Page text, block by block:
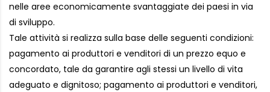
nelle aree economicamente svantaggiate dei paesi in via
di sviluppo.
Tale attività si realizza sulla base delle seguenti condizioni:
pagamento ai produttori e venditori di un prezzo equo e
concordato, tale da garantire agli stessi un livello di vita
adeguato e dignitoso; pagamento ai produttori e venditori,